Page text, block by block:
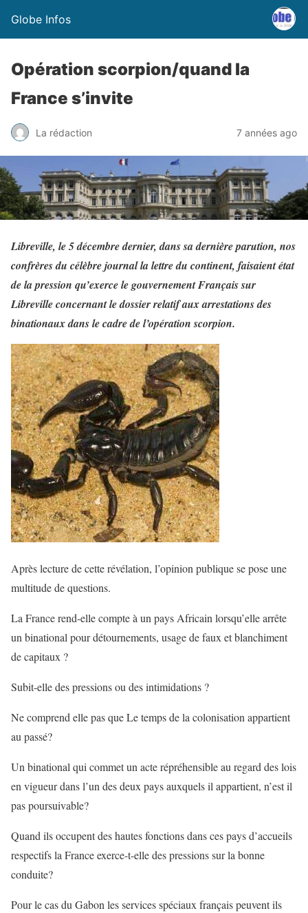
Globe Infos
Opération scorpion/quand la
France s’invite
La rédaction 7 années ago
Libreville, le 5 décembre dernier, dans sa dernière parution, nos
confrères du célèbre journal la lettre du continent, faisaient état
de la pression qu’exerce le gouvernement Français sur
Libreville concernant le dossier relatif aux arrestations des
binationaux dans le cadre de l’opération scorpion.
Après lecture de cette révélation, l’opinion publique se pose une
multitude de questions.
La France rend-elle compte à un pays Africain lorsqu’elle arrête
un binational pour détournements, usage de faux et blanchiment
de capitaux ?
Subit-elle des pressions ou des intimidations ?
Ne comprend elle pas que Le temps de la colonisation appartient
au passé?
Un binational qui commet un acte répréhensible au regard des lois
en vigueur dans l’un des deux pays auxquels il appartient, n’est il
pas poursuivable?
Quand ils occupent des hautes fonctions dans ces pays d’accueils
respectifs la France exerce-t-elle des pressions sur la bonne
conduite?
Pour le cas du Gabon les services spéciaux français peuvent ils